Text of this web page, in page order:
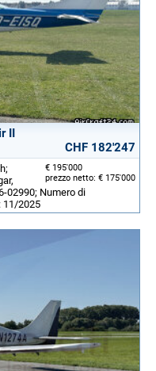
CHF 182'247
€ 195'000
prezzo netto: € 175'000
02990; Numero di
11/2025